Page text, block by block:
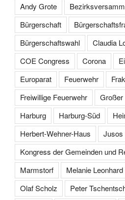
Andy Grote
Bürgerschaft
Bürgerschaftswahl
Claudia
COE Congress
Corona
Europarat
Feuerwehr
Freiwillige Feuerwehr
Großer
Harburg
Harburg-Süd
Herbert-Wehner-Haus
Jusos
Kongress der Gemeinden und
Marmstorf
Melanie Leonhard
Olaf Scholz
Peter